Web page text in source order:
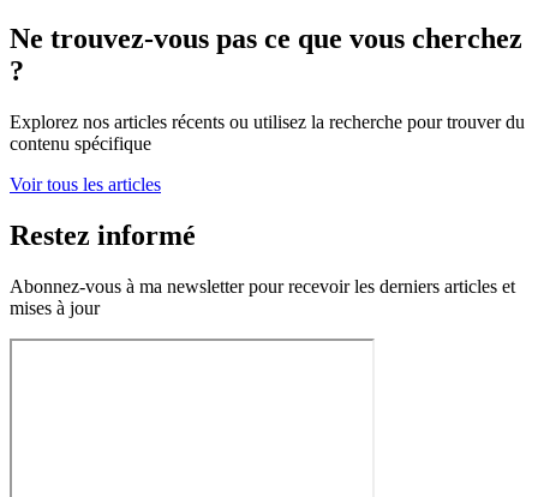
Ne trouvez-vous pas ce que vous cherchez
?
Explorez nos articles récents ou utilisez la recherche pour trouver du
contenu spécifique
Voir tous les articles
Restez informé
Abonnez-vous à ma newsletter pour recevoir les derniers articles et
mises à jour